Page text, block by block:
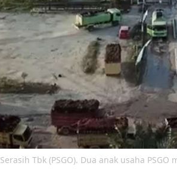
Tbk (PSGO). Dua anak usaha